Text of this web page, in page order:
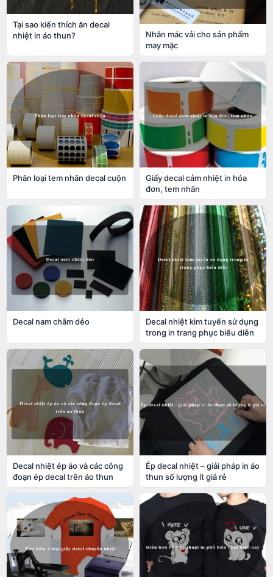
Tại sao kiến thích ăn decal
nhiệt in áo thun?
Nhãn mác vải cho sản phẩm
may mặc
Phân loại tem nhãn decal cuộn
Giấy decal cảm nhiệt in hóa
đơn, tem nhãn
Decal nam châm dẻo
Decal nhiệt kim tuyến sử dụng
trong in trang phục biểu diễn
Decal nhiệt ép áo và các công
đoạn ép decal trên áo thun
Ép decal nhiệt – giải pháp in áo
thun số lượng ít giá rẻ